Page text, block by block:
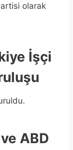
olarak
İşçi
ABD